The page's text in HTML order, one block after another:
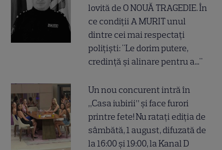
lovită de O NOUĂ TRAGEDIE. În
ce condiții A MURIT unul
dintre cei mai respectați
polițiști: "Le dorim putere,
credință și alinare pentru a..."
Un nou concurent intră în
„Casa iubirii” și face furori
printre fete! Nu ratați ediția de
sâmbătă, 1 august, difuzată de
la 16:00 și 19:00, la Kanal D